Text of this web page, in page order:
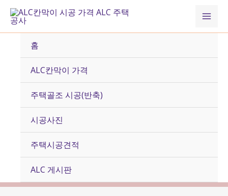
츠
홈
ALC칸막이 가격
주택골조 시공(반축)
시공사진
주택시공견적
ALC 게시판